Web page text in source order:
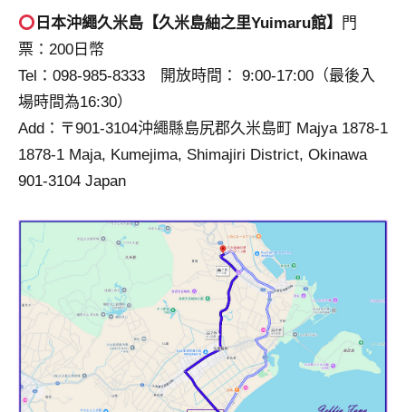
日本沖繩久米島【久米島紬之里Yuimaru館】 門
票：200日幣
Tel：098-985-8333 開放時間： 9:00-17:00（最後入
場時間為16:30）
Add：〒901-3104沖繩縣島尻郡久米島町 Majya 1878-1
1878-1 Maja, Kumejima, Shimajiri District, Okinawa
901-3104 Japan